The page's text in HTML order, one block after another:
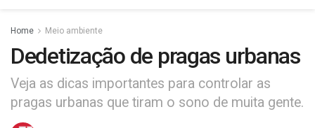
Home Meio ambiente
Dedetização de pragas urbanas
Veja as dicas importantes para controlar as
pragas urbanas que tiram o sono de muita gente.